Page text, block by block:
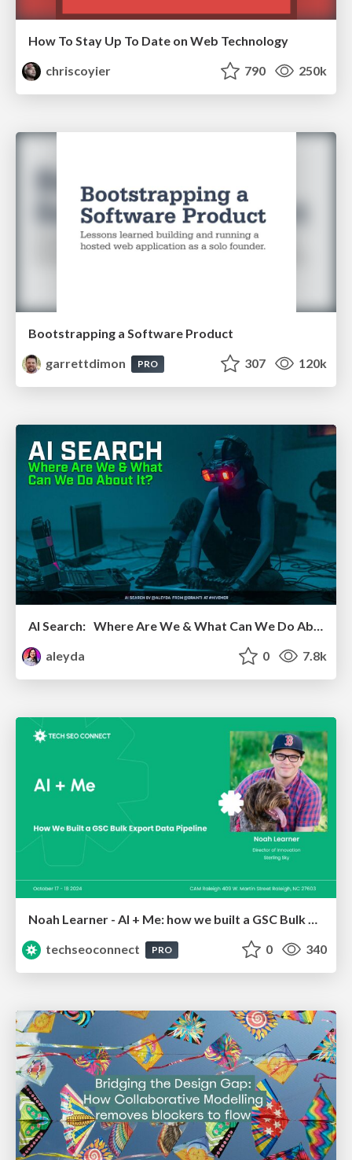
How To Stay Up To Date on Web Technology
chriscoyier
790 250k
Bootstrapping a Software Product
garrettdimon
PRO 307 120k
AI Search: Where Are We & What Can We Do About It?
aleyda
0 7.8k
Noah Learner - AI + Me: how we built a GSC Bulk Export data pipeline
techseoconnect
PRO 0 340